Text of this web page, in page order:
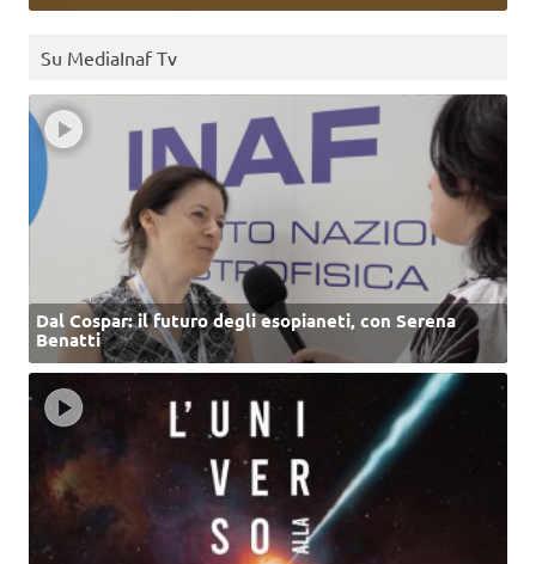
Su MediaInaf Tv
Dal Cospar: il futuro degli esopianeti, con Serena
Benatti